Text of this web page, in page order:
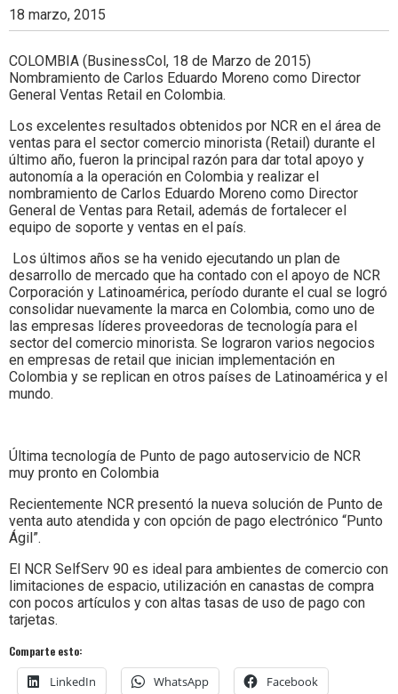
18 marzo, 2015
COLOMBIA (BusinessCol, 18 de Marzo de 2015)
Nombramiento de Carlos Eduardo Moreno como Director
General Ventas Retail en Colombia.
Los excelentes resultados obtenidos por NCR en el área de
ventas para el sector comercio minorista (Retail) durante el
último año, fueron la principal razón para dar total apoyo y
autonomía a la operación en Colombia y realizar el
nombramiento de Carlos Eduardo Moreno como Director
General de Ventas para Retail, además de fortalecer el
equipo de soporte y ventas en el país.
Los últimos años se ha venido ejecutando un plan de
desarrollo de mercado que ha contado con el apoyo de NCR
Corporación y Latinoamérica, período durante el cual se logró
consolidar nuevamente la marca en Colombia, como uno de
las empresas líderes proveedoras de tecnología para el
sector del comercio minorista. Se lograron varios negocios
en empresas de retail que inician implementación en
Colombia y se replican en otros países de Latinoamérica y el
mundo.
Última tecnología de Punto de pago autoservicio de NCR
muy pronto en Colombia
Recientemente NCR presentó la nueva solución de Punto de
venta auto atendida y con opción de pago electrónico “Punto
Ágil”.
El NCR SelfServ 90 es ideal para ambientes de comercio con
limitaciones de espacio, utilización en canastas de compra
con pocos artículos y con altas tasas de uso de pago con
tarjetas.
Comparte esto:
LinkedIn WhatsApp Facebook